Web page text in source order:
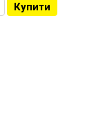
Купити